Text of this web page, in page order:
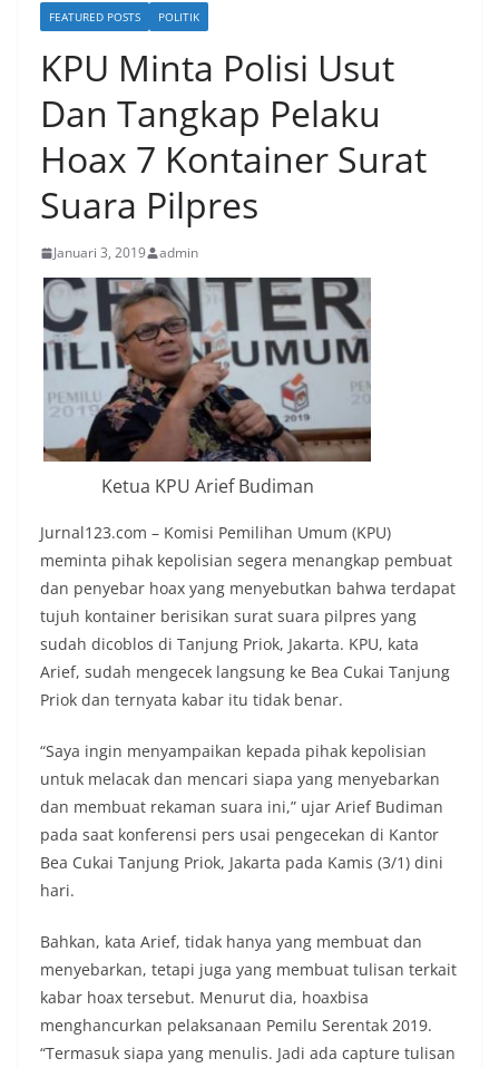
FEATURED POSTS POLITIK
KPU Minta Polisi Usut
Dan Tangkap Pelaku
Hoax 7 Kontainer Surat
Suara Pilpres
Januari 3, 2019 admin
Ketua KPU Arief Budiman
Jurnal123.com – Komisi Pemilihan Umum (KPU)
meminta pihak kepolisian segera menangkap pembuat
dan penyebar hoax yang menyebutkan bahwa terdapat
tujuh kontainer berisikan surat suara pilpres yang
sudah dicoblos di Tanjung Priok, Jakarta. KPU, kata
Arief, sudah mengecek langsung ke Bea Cukai Tanjung
Priok dan ternyata kabar itu tidak benar.
“Saya ingin menyampaikan kepada pihak kepolisian
untuk melacak dan mencari siapa yang menyebarkan
dan membuat rekaman suara ini,” ujar Arief Budiman
pada saat konferensi pers usai pengecekan di Kantor
Bea Cukai Tanjung Priok, Jakarta pada Kamis (3/1) dini
hari.
Bahkan, kata Arief, tidak hanya yang membuat dan
menyebarkan, tetapi juga yang membuat tulisan terkait
kabar hoax tersebut. Menurut dia, hoaxbisa
menghancurkan pelaksanaan Pemilu Serentak 2019.
“Termasuk siapa yang menulis. Jadi ada capture tulisan